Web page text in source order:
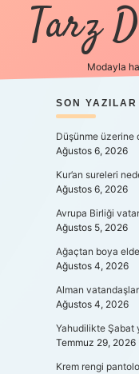
Tarz
Modayla
SON YAZILAR
Düşünme üzerine
Ağustos 6, 2026
Kur’an sureleri
Ağustos 6, 2026
Avrupa Birliği
Ağustos 5, 2026
Ağaçtan boya
Ağustos 4, 2026
Alman
Ağustos 4, 2026
Yahudilikte Şabat
Temmuz 29, 2026
Krem rengi